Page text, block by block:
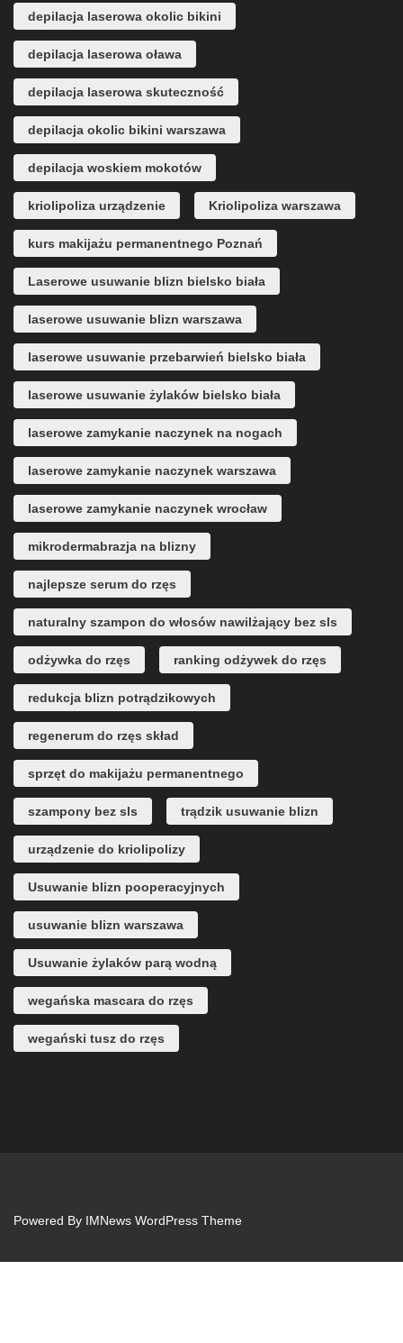
depilacja laserowa okolic bikini
depilacja laserowa oława
depilacja laserowa skuteczność
depilacja okolic bikini warszawa
depilacja woskiem mokotów
kriolipoliza urządzenie Kriolipoliza warszawa
kurs makijażu permanentnego Poznań
Laserowe usuwanie blizn bielsko biała
laserowe usuwanie blizn warszawa
laserowe usuwanie przebarwień bielsko biała
laserowe usuwanie żylaków bielsko biała
laserowe zamykanie naczynek na nogach
laserowe zamykanie naczynek warszawa
laserowe zamykanie naczynek wrocław
mikrodermabrazja na blizny
najlepsze serum do rzęs
naturalny szampon do włosów nawilżający bez sls
odżywka do rzęs ranking odżywek do rzęs
redukcja blizn potrądzikowych
regenerum do rzęs skład
sprzęt do makijażu permanentnego
szampony bez sls trądzik usuwanie blizn
urządzenie do kriolipolizy
Usuwanie blizn pooperacyjnych
usuwanie blizn warszawa
Usuwanie żylaków parą wodną
wegańska mascara do rzęs
wegański tusz do rzęs
Powered By IMNews WordPress Theme